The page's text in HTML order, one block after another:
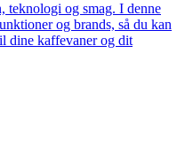
teknologi og smag. I denne
og brands, så du kan
dine kaffevaner og dit